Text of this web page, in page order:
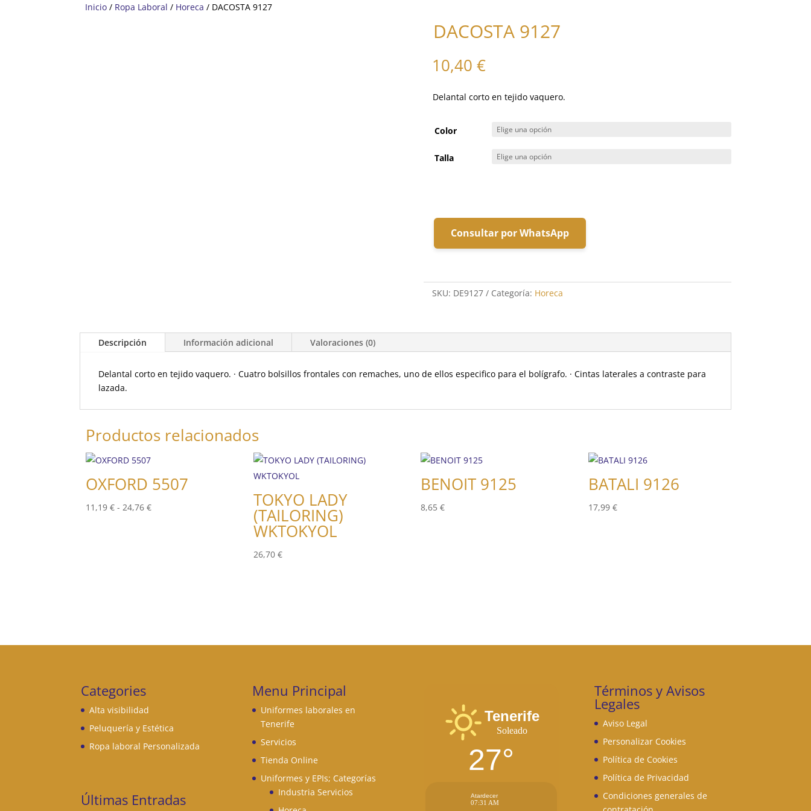
Inicio / Ropa Laboral / Horeca / DACOSTA 9127
DACOSTA 9127
10,40 €
Delantal corto en tejido vaquero.
Color
Talla
Consultar por WhatsApp
SKU: DE9127 Categoría: Horeca
Descripción Información adicional Valoraciones (0)
Delantal corto en tejido vaquero. · Cuatro bolsillos frontales con remaches, uno de ellos especifico para el bolígrafo. · Cintas laterales a contraste para
lazada.
Productos relacionados
OXFORD 5507
11,19 € - 24,76 €Rango
TOKYO LADY
(TAILORING)
WKTOKYOL
26,70 €
BENOIT 9125
8,65€
BATALI 9126
17,99 €
Categories
Alta visibilidad
Peluquería y Estética
Ropa laboral Personalizada
Últimas Entradas
Menu Principal
Uniformes laborales en
Tenerife
Servicios
Tienda Online
Uniformes y EPIs; Categorías
Industria Servicios
Tenerife
Soleado
27°
Atardecer
07:31 AM
Términos y Avisos
Legales
Aviso Legal
Personalizar Cookies
Política de Cookies
Política de Privacidad
Condiciones generales de